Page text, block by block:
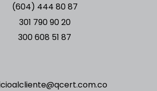
(604) 444 80 87
301 790 90 20
300 608 51 87